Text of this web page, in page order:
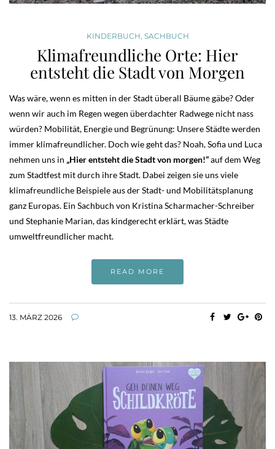
KINDERBUCH SACHBUCH
Klimafreundliche Orte: Hier
entsteht die Stadt von Morgen
Was wäre, wenn es mitten in der Stadt überall Bäume gäbe? Oder
wenn wir auch im Regen wegen überdachter Radwege nicht nass
würden? Mobilität, Energie und Begrünung: Unsere Städte werden
immer klimafreundlicher. Doch wie geht das? Noah, Sofia und Luca
nehmen uns in „Hier entsteht die Stadt von morgen!“auf dem Weg
zum Stadtfest mit durch ihre Stadt. Dabei zeigen sie uns viele
klimafreundliche Beispiele aus der Stadt- und Mobilitätsplanung
ganz Europas. Ein Sachbuch von Kristina Scharmacher-Schreiber
und Stephanie Marian, das kindgerecht erklärt, was Städte
umweltfreundlicher macht.
READ MORE
13. MÄRZ 2026